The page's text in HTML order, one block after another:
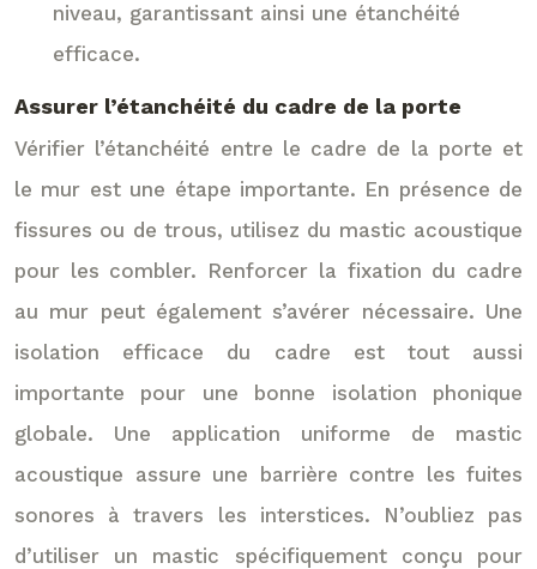
niveau, garantissant ainsi une étanchéité
efficace.
Assurer l’étanchéité du cadre de la porte
Vérifier l’étanchéité entre le cadre de la porte et
le mur est une étape importante. En présence de
fissures ou de trous, utilisez du mastic acoustique
pour les combler. Renforcer la fixation du cadre
au mur peut également s’avérer nécessaire. Une
isolation efficace du cadre est tout aussi
importante pour une bonne isolation phonique
globale. Une application uniforme de mastic
acoustique assure une barrière contre les fuites
sonores à travers les interstices. N’oubliez pas
d’utiliser un mastic spécifiquement conçu pour